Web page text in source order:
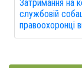
Затримання на
службовій
правоохоронці